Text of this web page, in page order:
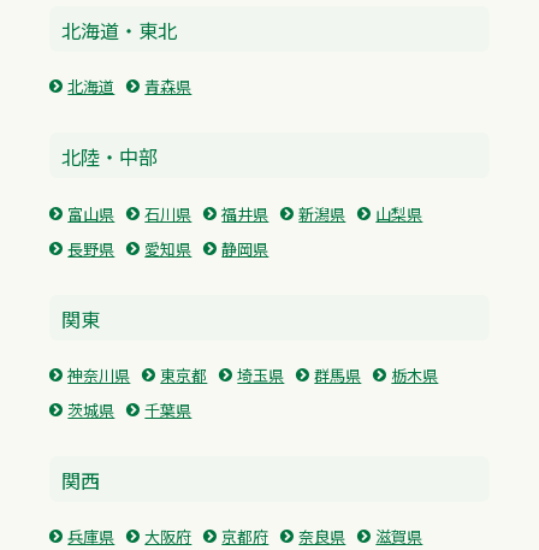
北海道・東北
北海道 青森県
北陸・中部
富山県 石川県 福井県 新潟県
山梨県
長野県
愛知県 静岡県
関東
神奈川県 東京都 埼玉県 群馬県
栃木県
茨城県
千葉県
関西
兵庫県 大阪府 京都府 奈良県
滋賀県